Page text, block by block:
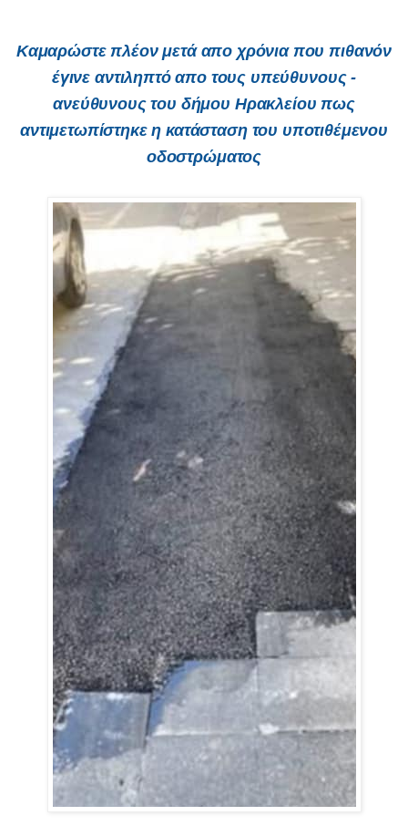
Καμαρώστε πλέον μετά απο χρόνια που πιθανόν
έγινε αντιληπτό απο τους υπεύθυνους -
ανεύθυνους του δήμου Ηρακλείου πως
αντιμετωπίστηκε η κατάσταση του υποτιθέμενου
οδοστρώματος